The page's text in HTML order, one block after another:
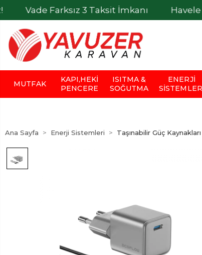
3 Taksit İmkanı Havele İle
MUTFAK
KAPI,HEKI
PENCERE
ISITMA &
SOĞUTMA
ENERJI
Ana Sayfa Enerji Sistemleri Taşınabilir Güç Kaynakları